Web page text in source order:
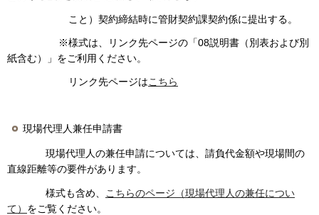
こと）契約締結時に管財契約課契約係に提出する。
※様式は、リンク先ページの「08説明書（別表および別
紙含む）」をご利用ください。
リンク先ページはこちら
現場代理人兼任申請書
現場代理人の兼任申請については、請負代金額や現場間の
直線距離等の要件があります。
様式も含め、
こちらのページ（現場代理人の兼任につい
て） をご覧ください。